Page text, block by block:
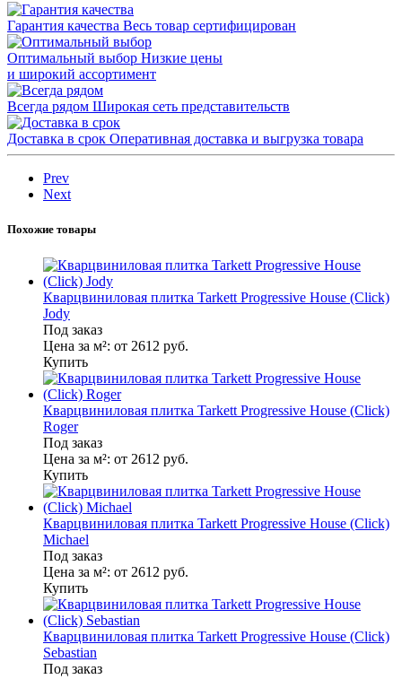
Гарантия качества Весь товар сертифицирован
Оптимальный выбор Низкие цены
и широкий ассортимент
Всегда рядом Широкая сеть представительств
Доставка в срок Оперативная доставка и выгрузка товара
Prev
Next
Похожие товары
Кварцвиниловая плитка Tarkett Progressive House (Click)
Jody
Под заказ
Цена за м²: от 2612 руб.
Купить
Кварцвиниловая плитка Tarkett Progressive House (Click)
Roger
Под заказ
Цена за м²: от 2612 руб.
Купить
Кварцвиниловая плитка Tarkett Progressive House (Click)
Michael
Под заказ
Цена за м²: от 2612 руб.
Купить
Кварцвиниловая плитка Tarkett Progressive House (Click)
Sebastian
Под заказ